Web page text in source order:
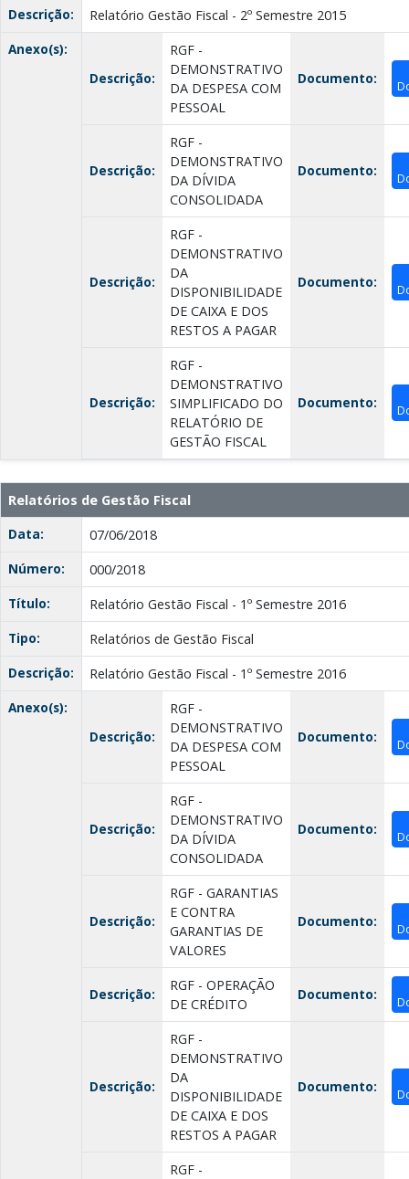
Descrição:
Relatório Gestão Fiscal - 2º Semestre 2015
Anexo(s):
Descrição:
RGF -
DEMONSTRATIVO
DA DESPESA COM
PESSOAL
Documento:
Descrição:
RGF -
DEMONSTRATIVO
DA DÍVIDA
CONSOLIDADA
Documento:
Descrição:
RGF -
DEMONSTRATIVO
DA
DISPONIBILIDADE
DE CAIXA E DOS
RESTOS A PAGAR
Documento:
Descrição:
RGF -
DEMONSTRATIVO
SIMPLIFICADO DO
RELATÓRIO DE
GESTÃO FISCAL
Documento:
Relatórios de Gestão Fiscal
Data:
07/06/2018
Número:
000/2018
Título:
Relatório Gestão Fiscal - 1º Semestre 2016
Tipo:
Relatórios de Gestão Fiscal
Descrição:
Relatório Gestão Fiscal - 1º Semestre 2016
Anexo(s):
Descrição:
RGF -
DEMONSTRATIVO
DA DESPESA COM
PESSOAL
Documento:
Descrição:
RGF -
DEMONSTRATIVO
DA DÍVIDA
CONSOLIDADA
Documento:
Descrição:
RGF - GARANTIAS
E CONTRA
GARANTIAS DE
VALORES
Documento:
Descrição:
RGF - OPERAÇÃO
DE CRÉDITO
Documento:
Descrição:
RGF -
DEMONSTRATIVO
DA
DISPONIBILIDADE
DE CAIXA E DOS
RESTOS A PAGAR
Documento:
RGF -